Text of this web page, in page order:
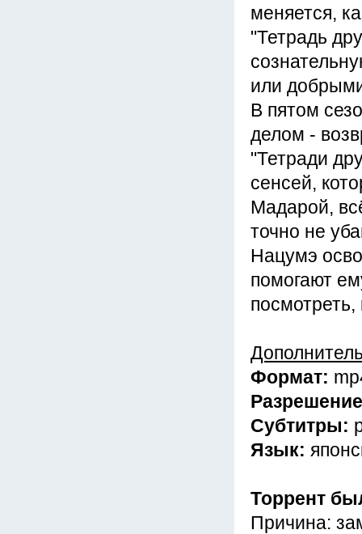
меняется,
"Тетрадь
или
В пятом
делом -
"Тетради
сенсей,
Мадарой,
точно не
Нацумэ
помогают
Формат:
Субтитры:
Язык:
Торрент
Причина: